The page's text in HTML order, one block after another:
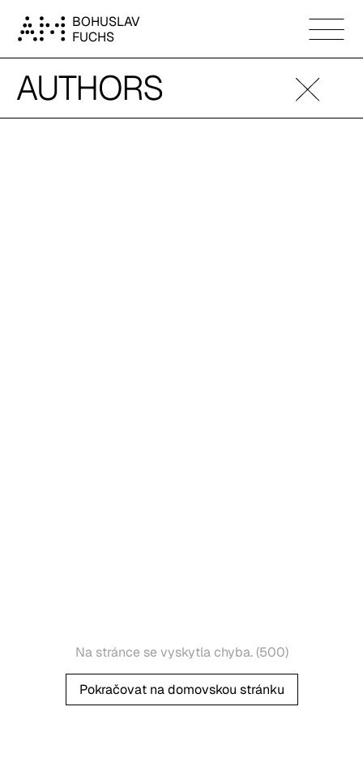
BOHUSLAV
FUCHS
AUTHORS
Na stránce se vyskytla chyba. (500)
Pokračovat na domovskou stránku